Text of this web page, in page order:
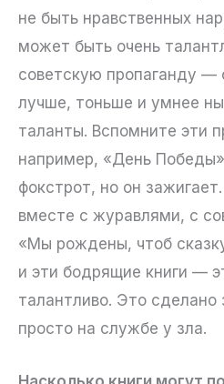
не быть нравственных
может быть очень
советскую пропаганду —
лучше, тоньше и умнее
таланты. Вспомните эти
например, «День
фокстрот, но он
вместе с журавлями, с
«Мы рождены, чтоб
и эти бодрящие книги —
талантливо. Это сделано
просто на службе у зла.